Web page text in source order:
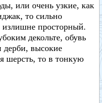
или очень узкие, как
то сильно
просторный.
декольте, обувь
высокие
шерсть, то в тонкую